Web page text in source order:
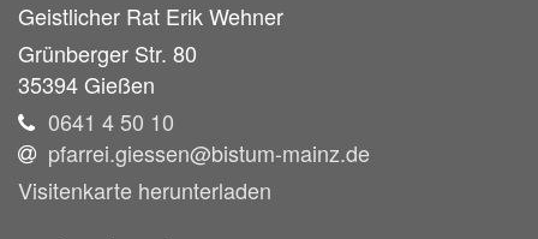
Geistlicher Rat ErikWehner
Grünberger Str. 80
35394Gießen
0641 4 50 10
pfarrei.giessen@bistum-mainz.de
Visitenkarte herunterladen